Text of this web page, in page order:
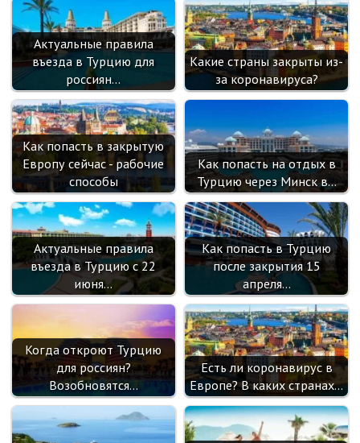
Актуальные правила
въезда в Турцию для
россиян…
Какие страны закрыты из-
за коронавируса?
Как попасть в закрытую
Европу сейчас - рабочие
способы
Как попасть на отдых в
Турцию через Минск в…
Актуальные правила
въезда в Турцию с 22
июня…
Как попасть в Турцию
после закрытия 15
апреля…
Когда откроют Турцию
для россиян?
Возобновятся…
Есть ли коронавирус в
Европе? В каких странах…